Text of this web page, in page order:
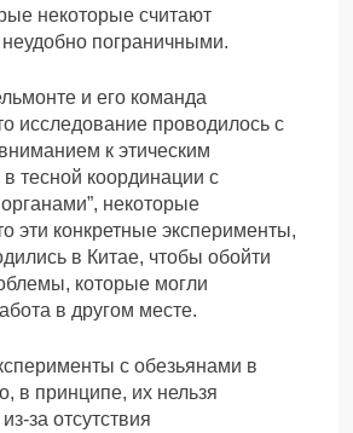
некоторые считают
пограничными.
и его команда
исследование проводилось с
к этическим
тесной координации с
некоторые
эти конкретные эксперименты,
в Китае, чтобы обойти
которые могли
в другом месте.
с обезьянами в
в принципе, их нельзя
за отсутствия